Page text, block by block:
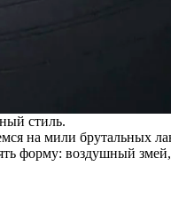
стиль.
на мили брутальных
форму: воздушный